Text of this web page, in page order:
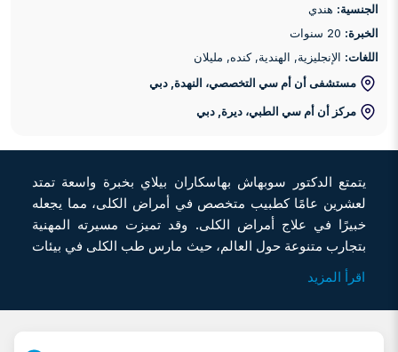
الجنسية: هندي
الخبرة:
اللغات: الإنجليزية, الهندية, كنده, مليلان
مستشفى أن أم سي التخصصي، النهدة , دبي
مركز أن أم سي الطبي، ديرة , دبي
يتمتع الدكتور سوبهاش بهاسكاران بيلاي بخبرة واسعة تمتد
لعشرين عامًا كطبيب متخصص في أمراض الكلى، مما يجعله
خبيرًا في علاج أمراض الكلى. وقد تميزت مسيرته المهنية
بتجارب متنوعة حول العالم، حيث مارس طب الكلى في بيئات
الرعاية الصحية المختلفة في الهند وكندا والإمارات العربية
المتحدة. بعد حصوله على تدريبه التخصصي الأساسي في
أمراض الكلى من مستشفى الملك إدوارد السابع التذكاري
اقرأ المزيد